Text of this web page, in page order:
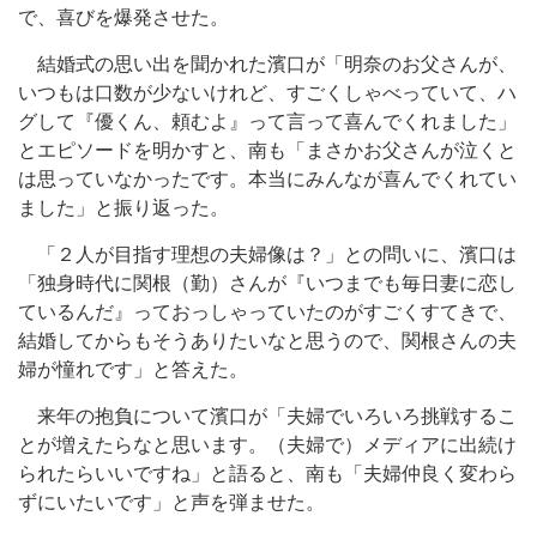
で、喜びを爆発させた。
結婚式の思い出を聞かれた濱口が「明奈のお父さんが、
いつもは口数が少ないけれど、すごくしゃべっていて、ハ
グして『優くん、頼むよ』って言って喜んでくれました」
とエピソードを明かすと、南も「まさかお父さんが泣くと
は思っていなかったです。本当にみんなが喜んでくれてい
ました」と振り返った。
「２人が目指す理想の夫婦像は？」との問いに、濱口は
「独身時代に関根（勤）さんが『いつまでも毎日妻に恋し
ているんだ』っておっしゃっていたのがすごくすてきで、
結婚してからもそうありたいなと思うので、関根さんの夫
婦が憧れです」と答えた。
来年の抱負について濱口が「夫婦でいろいろ挑戦するこ
とが増えたらなと思います。（夫婦で）メディアに出続け
られたらいいですね」と語ると、南も「夫婦仲良く変わら
ずにいたいです」と声を弾ませた。